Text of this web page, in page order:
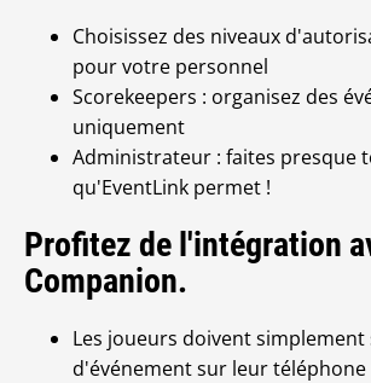
Choisissez des niveaux
pour votre personnel
Scorekeepers : organisez des
uniquement
Administrateur : faites presque
qu'EventLink permet !
Profitez de l'intégration
Companion.
Les joueurs doivent
d'événement sur leur